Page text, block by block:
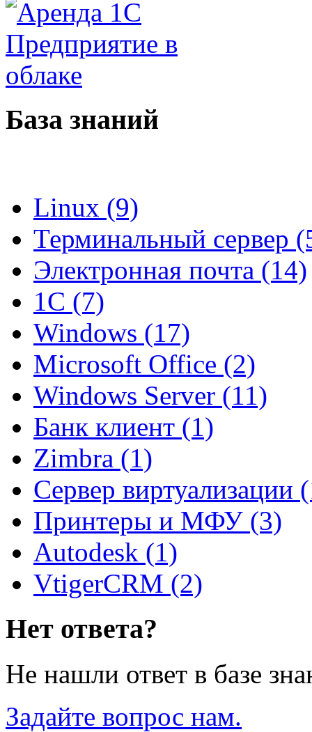
База знаний
Linux (9)
Терминальный сервер
Электронная почта (14)
1C (7)
Windows (17)
Microsoft Office (2)
Windows Server (11)
Банк клиент (1)
Zimbra (1)
Сервер виртуализации
Принтеры и МФУ (3)
Autodesk (1)
VtigerCRM (2)
Нет ответа?
Не нашли ответ в базе
Задайте вопрос нам.